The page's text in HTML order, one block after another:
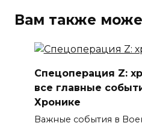
Вам также
Спецоперация Z:
все главные
Хронике
Важные события в